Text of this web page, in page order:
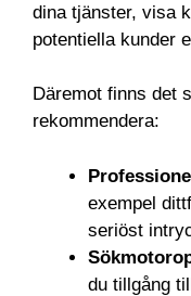
dina tjänster, visa
potentiella kunder
Däremot finns det
rekommendera:
exempel
seriöst
du tillgång